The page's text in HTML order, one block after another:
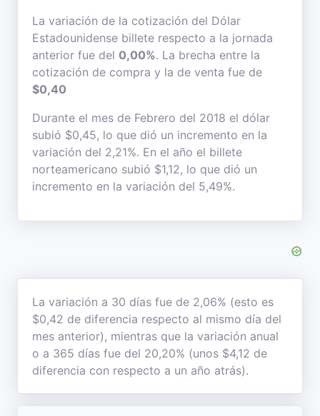
La variación de la cotización del Dólar
Estadounidense billete respecto a la jornada
anterior fue del 0,00%. La brecha entre la
cotización de compra y la de venta fue de
$0,40
Durante el mes de Febrero del 2018 el dólar
subió $0,45, lo que dió un incremento en la
variación del 2,21%. En el año el billete
norteamericano subió $1,12, lo que dió un
incremento en la variación del 5,49%.
La variación a 30 días fue de 2,06% (esto es
$0,42 de diferencia respecto al mismo día del
mes anterior), mientras que la variación anual
o a 365 días fue del 20,20% (unos $4,12 de
diferencia con respecto a un año atrás).